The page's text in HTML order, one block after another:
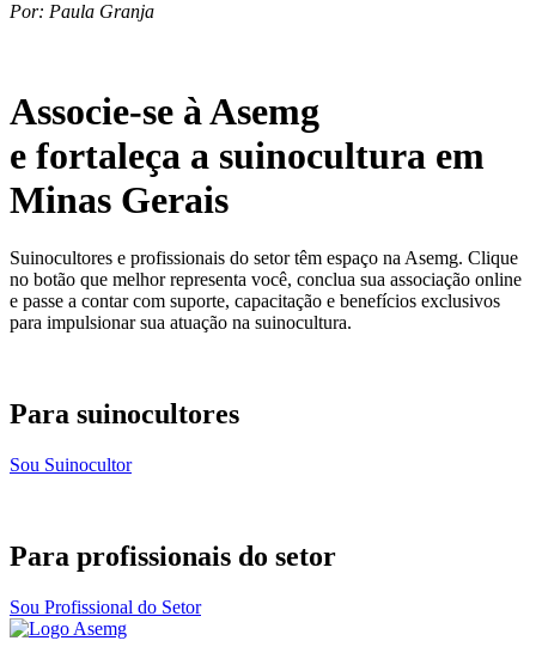
Por: Paula Granja
Associe-se à Asemg
e fortaleça a suinocultura em
Minas Gerais
Suinocultores e profissionais do setor têm espaço na Asemg. Clique
no botão que melhor representa você, conclua sua associação online
e passe a contar com suporte, capacitação e benefícios exclusivos
para impulsionar sua atuação na suinocultura.
Para suinocultores
Sou Suinocultor
Para profissionais do setor
Sou Profissional do Setor